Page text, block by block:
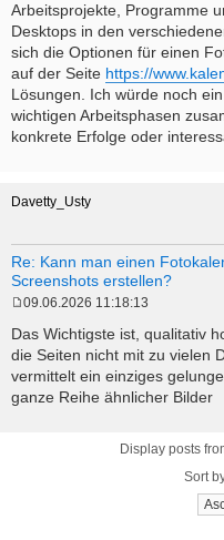
Arbeitsprojekte, Programme
Desktops in den
sich die Optionen für einen
auf der Seite https://
Lösungen. Ich würde noch
wichtigen Arbeitsphasen
konkrete Erfolge oder
Davetty_Usty
Re: Kann man einen
Screenshots erstellen?
o
t
09.06.2026 11:18:13
Das Wichtigste ist, qualitativ
die Seiten nicht mit zu vielen
vermittelt ein einziges
ganze Reihe ähnlicher Bilder
Display posts
Sort